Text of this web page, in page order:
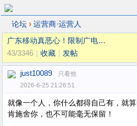
论坛 › 运营商·运营人
广东移动真恶心！限制广电…
43/3346
收藏 发帖
just10089
只看他
2026-6-25 21:26:51
就像一个人，你什么都得自己有，就
肯施舍你，也不可能毫无保留！